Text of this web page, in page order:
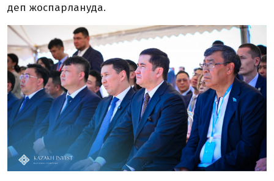
деп жоспарлануда.